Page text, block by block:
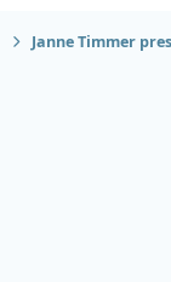
Janne Timmer